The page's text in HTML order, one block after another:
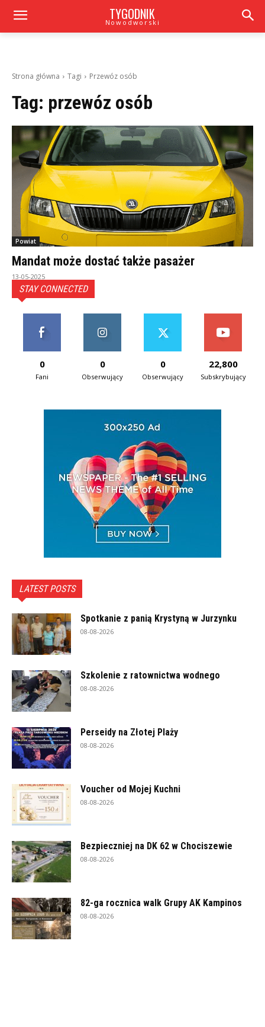
TYGODNIK
Nowodworski
Strona główna Tagi Przewóz osób
Tag: przewóz osób
Powiat
Mandat może dostać także pasażer
13-05-2025
STAY CONNECTED
0
Fani
0
Obserwujący
0
Obserwujący
22,800
Subskrybujący
LATEST POSTS
Spotkanie z panią Krystyną w Jurzynku
08-08-2026
Szkolenie z ratownictwa wodnego
08-08-2026
Perseidy na Złotej Plaży
08-08-2026
Voucher od Mojej Kuchni
08-08-2026
Bezpieczniej na DK 62 w Chociszewie
08-08-2026
82-ga rocznica walk Grupy AK Kampinos
08-08-2026